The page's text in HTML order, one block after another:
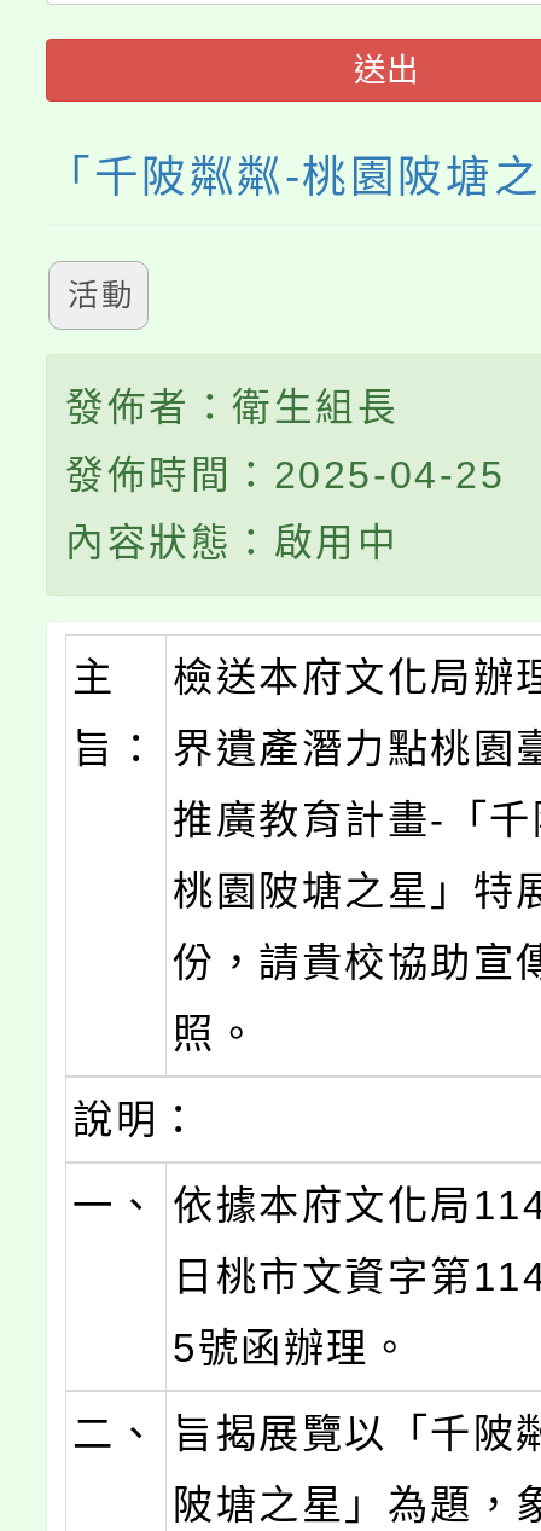
會
115年食農教育專業人
程
送出
「千陂粼粼-桃園陂塘
活動
發佈者：衛生組長
發佈時間：2025-04-25
內容狀態：啟用中
主
旨：
檢送本府文化局辦
界遺產潛力點桃園
推廣教育計畫-「
桃園陂塘之星」特
份，請貴校協助宣
照。
說明：
一、
依據本府文化局
日桃市文資字第
5號函辦理。
二、
旨揭展覽以「千陂
陂塘之星」為題，